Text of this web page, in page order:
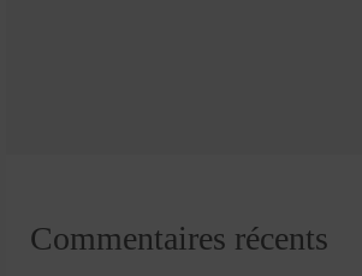
Commentaires récents